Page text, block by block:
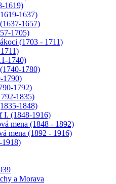
1619)
1637)
1657)
1705)
(1703 - 1711)
1740)
1780)
1790)
1792)
1835)
1848)
I. (1848-1916)
mena (1848 - 1892)
mena (1892 - 1916)
a Morava